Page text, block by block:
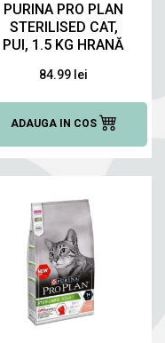
PURINA PRO PLAN
STERILISED CAT,
PUI, 1.5 KG HRANĂ
PISICI
84.99 lei
ADAUGA IN COS